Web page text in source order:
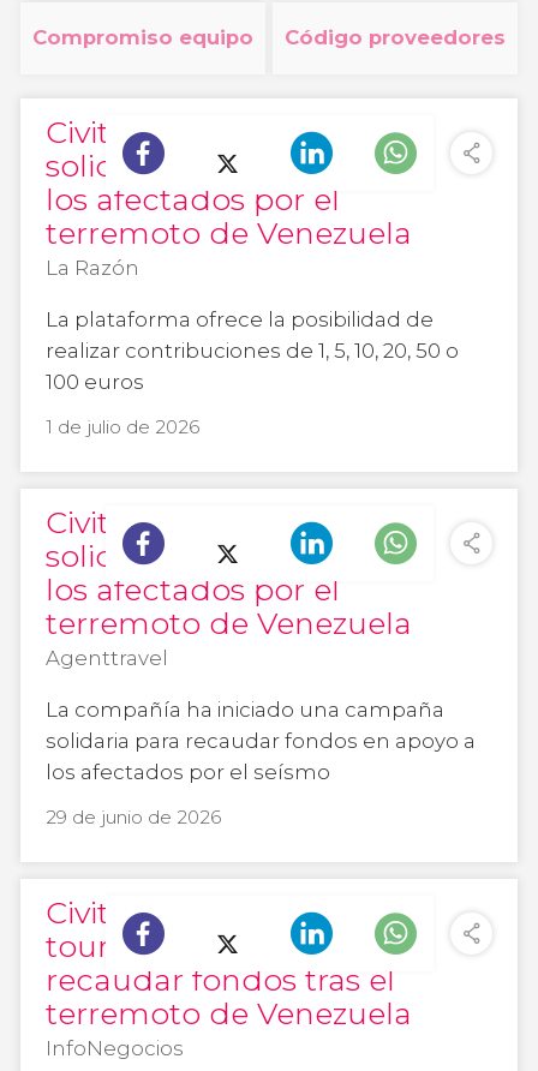
Compromiso equipo Código proveedores
Civitatis lanza un tour
solidario para ayudar a
los afectados por el
terremoto de Venezuela
La Razón
La plataforma ofrece la posibilidad de
realizar contribuciones de 1, 5, 10, 20, 50 o
100 euros
1 de julio de 2026
Civitatis crea un tour
solidario para ayudar a
los afectados por el
terremoto de Venezuela
Agenttravel
La compañía ha iniciado una campaña
solidaria para recaudar fondos en apoyo a
los afectados por el seísmo
29 de junio de 2026
Civitatis lanza un 'Free
tour benéfico' para
recaudar fondos tras el
terremoto de Venezuela
InfoNegocios